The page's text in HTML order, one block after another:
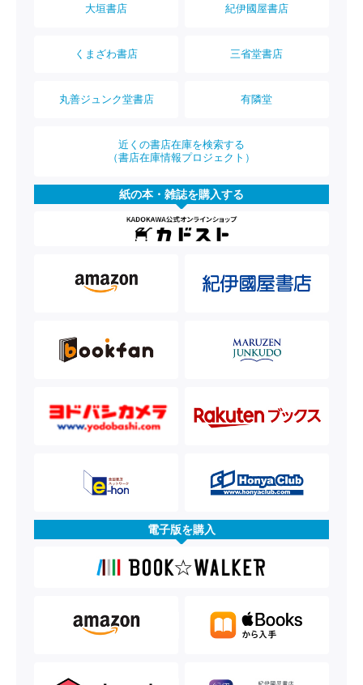
大垣書店 紀伊國屋書店
くまざわ書店 三省堂書店
丸善ジュンク堂書店 有隣堂
近くの書店在庫を検索する
（書店在庫情報プロジェクト）
紙の本・雑誌を購入する
電子版を購入